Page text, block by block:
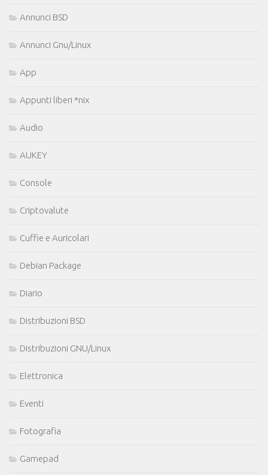
Annunci BSD
Annunci Gnu/Linux
App
Appunti liberi *nix
Audio
AUKEY
Console
Criptovalute
Cuffie e Auricolari
Debian Package
Diario
Distribuzioni BSD
Distribuzioni GNU/Linux
Elettronica
Eventi
Fotografia
Gamepad